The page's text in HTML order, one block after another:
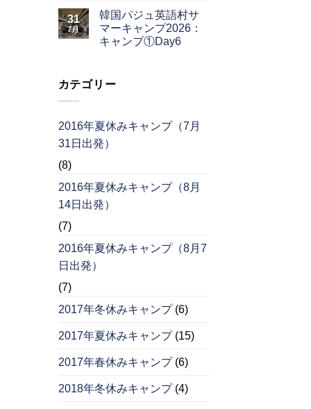
31
7月
韓国パジュ英語村サ
マーキャンプ2026：
キャンプ①Day6
カテゴリー
2016年夏休みキャンプ（7月
31日出発）
(8)
2016年夏休みキャンプ（8月
14日出発）
(7)
2016年夏休みキャンプ（8月7
日出発）
(7)
2017年冬休みキャンプ(6)
2017年夏休みキャンプ(15)
2017年春休みキャンプ(6)
2018年冬休みキャンプ(4)